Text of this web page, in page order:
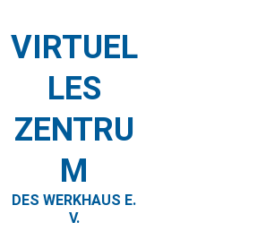
VIRTUEL
LES
ZENTRU
M
DES WERKHAUS E.
V.